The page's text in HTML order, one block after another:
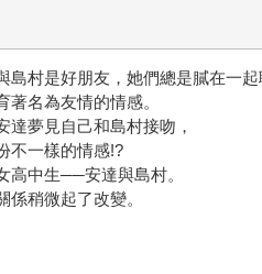
島村是好朋友，她們總是膩在一
著名為友情的情感。
達夢見自己和島村接吻，
不一樣的情感!?
高中生──安達與島村。
係稍微起了改變。